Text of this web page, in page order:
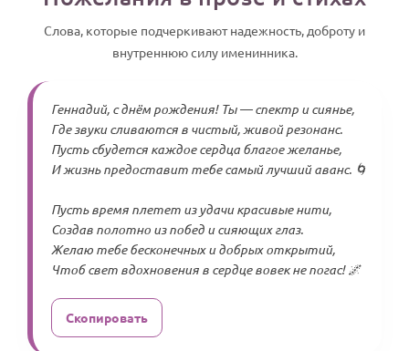
Слова, которые подчеркивают надежность, доброту и
внутреннюю силу именинника.
Геннадий, с днём рождения! Ты — спектр и сиянье,
Где звуки сливаются в чистый, живой резонанс.
Пусть сбудется каждое сердца благое желанье,
И жизнь предоставит тебе самый лучший аванс. 🌀
Пусть время плетет из удачи красивые нити,
Создав полотно из побед и сияющих глаз.
Желаю тебе бесконечных и добрых открытий,
Чтоб свет вдохновения в сердце вовек не погас! 🌌
Скопировать